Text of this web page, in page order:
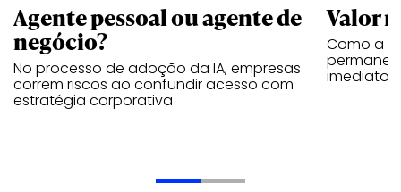
Agente pessoal ou agente de
negócio?
No processo de adoção da IA, empresas
correm riscos ao confundir acesso com
estratégia corporativa
Valor
Como a
imediatos